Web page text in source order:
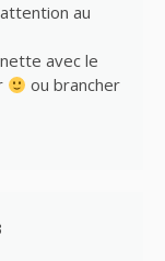
au
avec le
ou brancher